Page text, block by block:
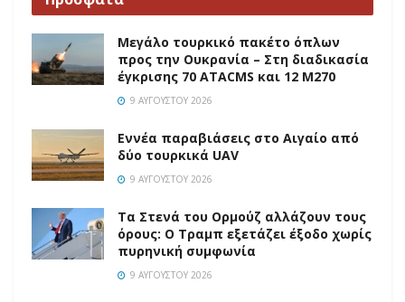
Μεγάλο τουρκικό πακέτο όπλων
προς την Ουκρανία – Στη διαδικασία
έγκρισης 70 ATACMS και 12 M270
9 ΑΥΓΟΎΣΤΟΥ 2026
Εννέα παραβιάσεις στο Αιγαίο από
δύο τουρκικά UAV
9 ΑΥΓΟΎΣΤΟΥ 2026
Τα Στενά του Ορμούζ αλλάζουν τους
όρους: Ο Τραμπ εξετάζει έξοδο χωρίς
πυρηνική συμφωνία
9 ΑΥΓΟΎΣΤΟΥ 2026